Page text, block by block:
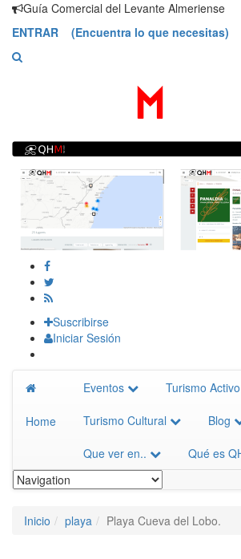
SaltarGuía Comercial del Levante Almeriense
ENTRAR (Encuentra lo que necesitas)
Suscribirse
Iniciar Sesión
Home
Eventos Turismo Activo
Turismo Cultural Blog
Que ver en.. Qué es
Inicio playa Playa Cueva del Lobo.